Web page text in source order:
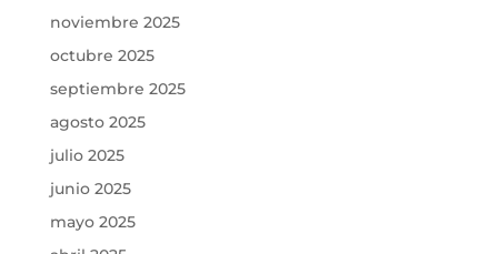
noviembre 2025
octubre 2025
septiembre 2025
agosto 2025
julio 2025
junio 2025
mayo 2025